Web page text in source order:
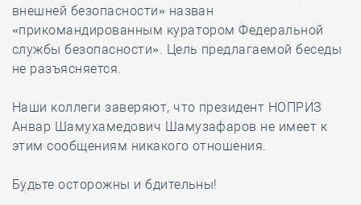
внешней безопасности» назван
«прикомандированным куратором Федеральной
службы безопасности». Цель предлагаемой беседы
не разъясняется.
Наши коллеги заверяют, что президент НОПРИЗ
Анвар Шамухамедович Шамузафаров не имеет к
этим сообщениям никакого отношения.
Будьте осторожны и бдительны!